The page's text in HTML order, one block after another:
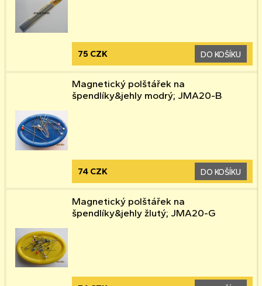
75 CZK DO KOŠÍKU
Magnetický polštářek na
špendlíky&jehly modrý; JMA20-B
74 CZK DO KOŠÍKU
Magnetický polštářek na
špendlíky&jehly žlutý; JMA20-G